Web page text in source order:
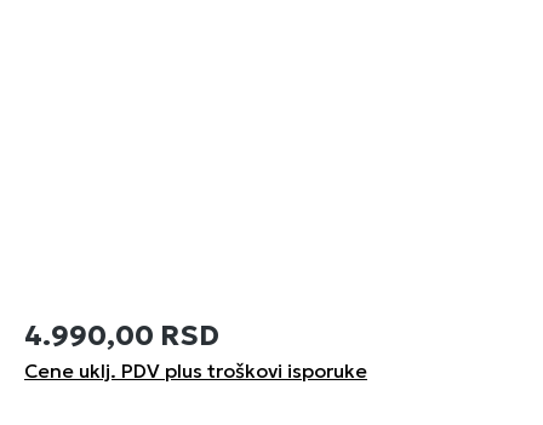
4.990,00 RSD
Cene uklj. PDV plus troškovi isporuke